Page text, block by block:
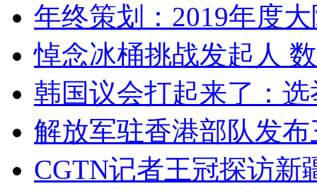
年终策划：2019年度
悼念冰桶挑战发起人
韩国议会打起来了：
解放军驻香港部队发
CGTN记者王冠探访新